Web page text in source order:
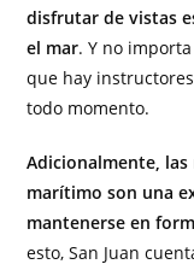
disfrutar de vistas
el mar. Y no
que hay
todo momento.
Adicionalmente,
marítimo son una
mantenerse en
esto, San Juan